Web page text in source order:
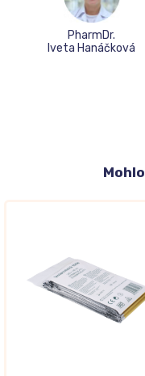
PharmDr.
Iveta Hanáčková
Mohlo